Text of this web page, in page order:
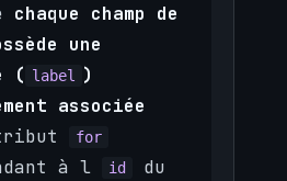
chaque champ de
une
( label
)
associée
for
à l id
du